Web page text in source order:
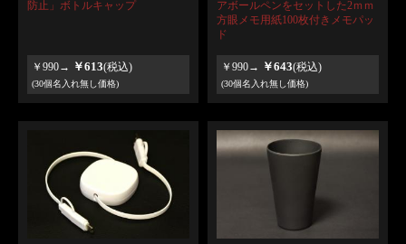
防止」ボトルキャップ
￥990→ ￥613(税込)
(30個名入れ無し価格)
アボールペンをセットした2ｍｍ
方眼メモ用紙100枚付きメモパッ
ド
￥990→ ￥643(税込)
(30個名入れ無し価格)